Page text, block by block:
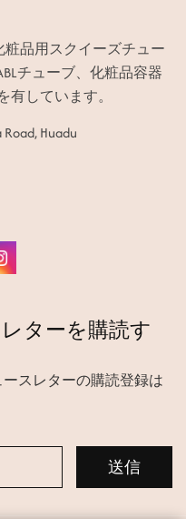
粧品用スクイーズチュー
チューブ、化粧品容器
しています。
Huadu
ターを購読す
スレターの購読登録は